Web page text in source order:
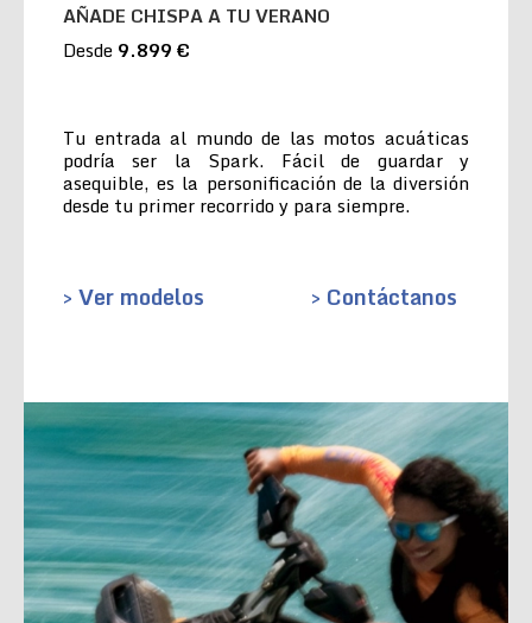
AÑADE CHISPA A TU VERANO
Desde 9.899 €
Tu entrada al mundo de las motos acuáticas
podría ser la Spark. Fácil de guardar y
asequible, es la personificación de la diversión
desde tu primer recorrido y para siempre.
> Ver modelos > Contáctanos